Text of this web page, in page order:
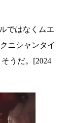
ではなくムエ
ニシャンタイ
うだ。[2024